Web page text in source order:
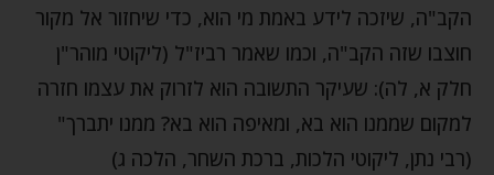
הקב"ה, שיזכה לידע באמת מי הוא, כדי שיחזור אל מקור
חוצבו שזה הקב"ה, וכמו שאמר רביז"ל (ליקוטי מוהר"ן
חלק א, לה): שעיקר התשובה הוא לזרוק את עצמו חזרה
למקום שממנו הוא בא, ומאיפה הוא בא? ממנו יתברך"
(רבי נתן, ליקוטי הלכות, ברכת השחר, הלכה ג)